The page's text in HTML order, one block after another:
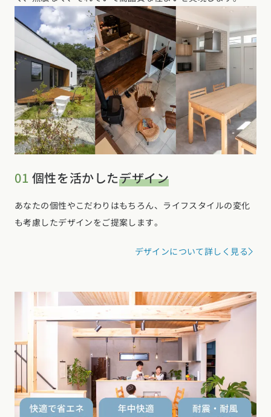
01 個性を活かしたデザイン
あなたの個性やこだわりはもちろん、ライフスタイルの変化
も考慮したデザインをご提案します。
デザインについて詳しく見る